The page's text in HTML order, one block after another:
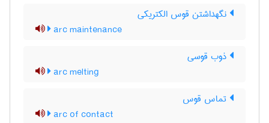
نگهداشتن قوس الکتریکی
arc maintenance
ذوب قوسی
arc melting
تماس قوس
arc of contact